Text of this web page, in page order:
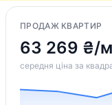
ПРОДАЖ КВАРТИР
63 269 ₴/
середня ціна за